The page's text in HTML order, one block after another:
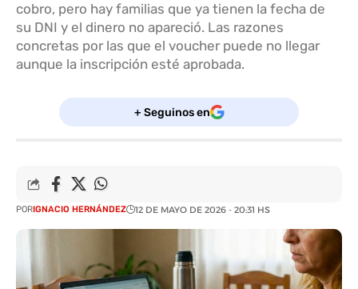
cobro, pero hay familias que ya tienen la fecha de
su DNI y el dinero no apareció. Las razones
concretas por las que el voucher puede no llegar
aunque la inscripción esté aprobada.
+ Seguinos en
PORIGNACIO HERNÁNDEZ 12 DE MAYO DE 2026 - 20:31 HS